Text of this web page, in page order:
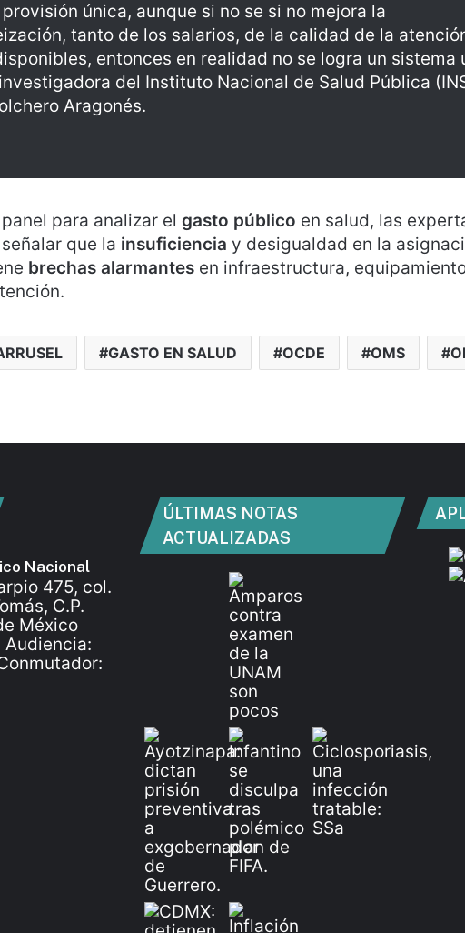
única, aunque si no se si no mejora la
tanto de los salarios, de la calidad de la
entonces en realidad no se logra un sistema
del Instituto Nacional de Salud Pública
Aragonés.
para analizar el gasto público en salud, las
que la insuficiencia y desigualdad en la
brechas alarmantes en infraestructura,
GASTO EN SALUD OCDE OMS
Nacional
475, col.
C.P.
México
ÚLTIMAS NOTAS
ACTUALIZADAS